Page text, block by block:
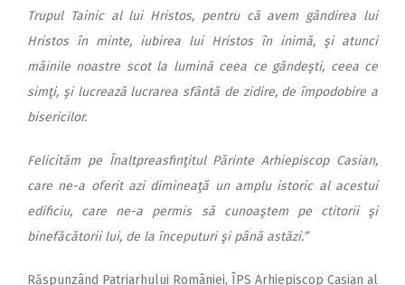
Trupul Tainic al lui Hristos, pentru că avem gândirea lui
Hristos în minte, iubirea lui Hristos în inimă, şi atunci
mâinile noastre scot la lumină ceea ce gândeşti, ceea ce
simţi, şi lucrează lucrarea sfântă de zidire, de împodobire a
bisericilor.
Felicităm pe Înaltpreasfinţitul Părinte Arhiepiscop Casian,
care ne-a oferit azi dimineaţă un amplu istoric al acestui
edificiu, care ne-a permis să cunoaştem pe ctitorii şi
binefăcătorii lui, de la începuturi şi până astăzi.”
Răspunzând Patriarhului României, ÎPS Arhiepiscop Casian al